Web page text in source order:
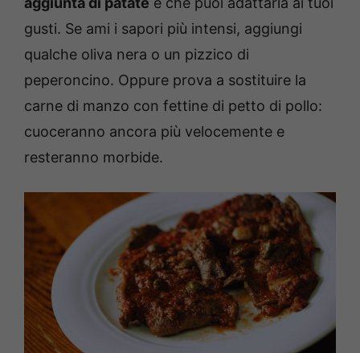
gusti. Se ami i sapori più intensi, aggiungi
qualche oliva nera o un pizzico di
peperoncino. Oppure prova a sostituire la
carne di manzo con fettine di petto di pollo:
cuoceranno ancora più velocemente e
resteranno morbide.